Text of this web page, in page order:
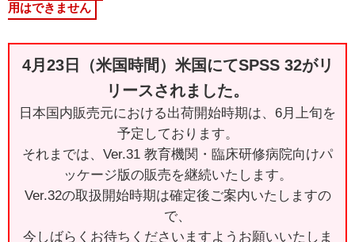
用はできません
4月23日（米国時間）米国にてSPSS 32がリ
リースされました。
日本国内販売元における出荷開始時期は、6月上旬を
予定しております。
それまでは、Ver.31 教育機関・臨床研修病院向けパ
ッケージ版の販売を継続いたします。
Ver.32の取扱開始時期は確定後ご案内いたしますの
で、
今しばらくお待ちくださいますようお願いいたしま